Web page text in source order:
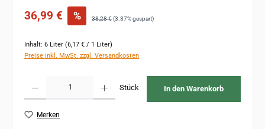
Verkaufspreis:
36,99 € % Regulärer Preis:
38,28 €(3.37% gespart)
Inhalt: 6 Liter (6,17 € / 1 Liter)
Preise inkl. MwSt. zzgl. Versandkosten
Stück In den Warenkorb
Merken